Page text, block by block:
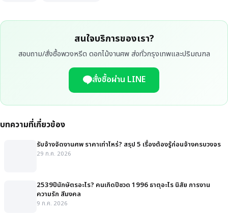
สนใจบริการของเรา?
สอบถาม/สั่งซื้อพวงหรีด ดอกไม้งานศพ ส่งทั่วกรุงเทพและปริมณฑล
สั่งซื้อผ่าน LINE
บทความที่เกี่ยวข้อง
รับจ้างจัดงานศพ ราคาเท่าไหร่? สรุป 5 เรื่องต้องรู้ก่อนจ้างครบวงจร
29 ก.ค. 2026
2539ปีนักษัตรอะไร? คนเกิดปีชวด 1996 ธาตุอะไร นิสัย การงาน
ความรัก สีมงคล
9 ก.ค. 2026